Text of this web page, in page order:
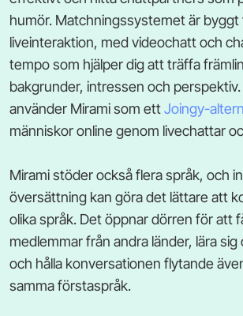
humör. Matchningssystemet är byggt
liveinteraktion, med videochatt och
tempo som hjälper dig att träffa
bakgrunder, intressen och
använder Mirami som ettJoingy-
människor online genom livechattar
Mirami stöder också flera språk, och
översättning kan göra det lättare att
olika språk. Det öppnar dörren för att
medlemmar från andra länder, lära
och hålla konversationen flytande
samma förstaspråk.